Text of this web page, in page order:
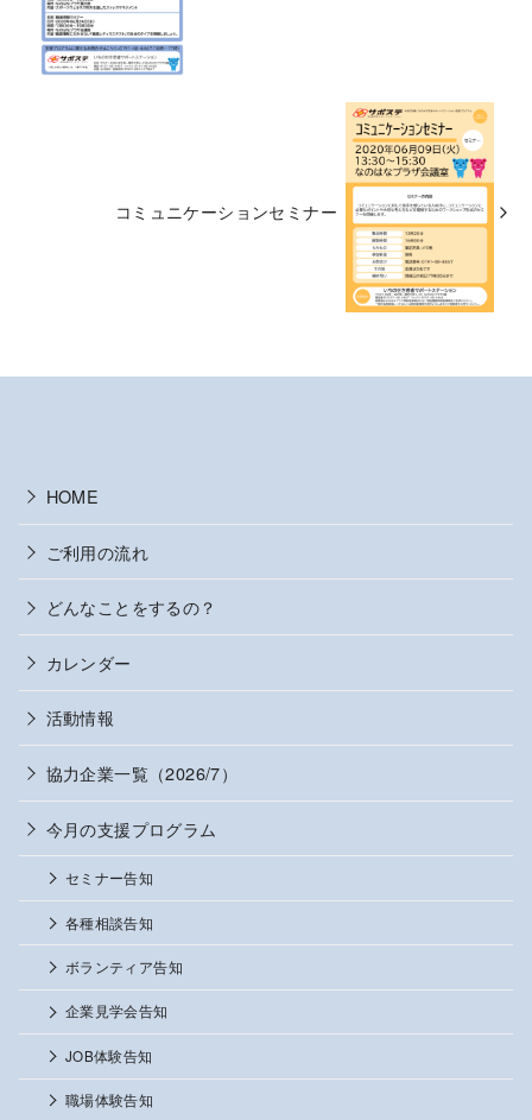
コミュニケーションセミナー
HOME
ご利用の流れ
どんなことをするの？
カレンダー
活動情報
協力企業一覧（2026/7）
今月の支援プログラム
セミナー告知
各種相談告知
ボランティア告知
企業見学会告知
JOB体験告知
職場体験告知